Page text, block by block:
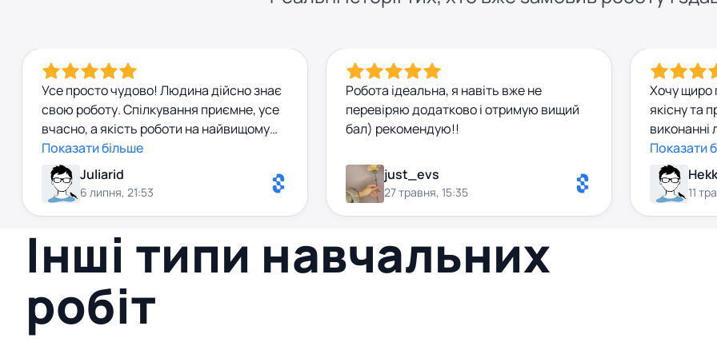
Усе просто чудово! Людина дійсно знає
свою роботу. Спілкування приємне, усе
вчасно, а якість роботи на найвищому
рівні.
Показати більше
Juliarid
6 липня, 21:53
Робота ідеальна, я навіть вже не
перевіряю додатково і отримую вищий
бал) рекомендую!!
just_evs
27 травня, 15:35
Хочу щиро
якісну та
виконанні
була
та
значно
Показати
11
Інші типи навчальних
робіт